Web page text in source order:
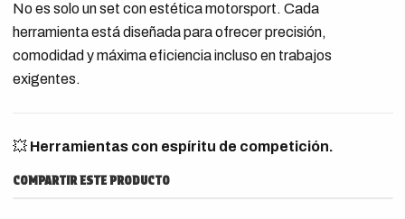
No es solo un set con estética motorsport. Cada
herramienta está diseñada para ofrecer precisión,
comodidad y máxima eficiencia incluso en trabajos
exigentes.
💥 Herramientas con espíritu de competición.
COMPARTIR ESTE PRODUCTO